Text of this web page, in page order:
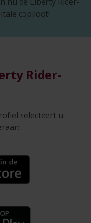
copiloot!
Rider-
selecteert u